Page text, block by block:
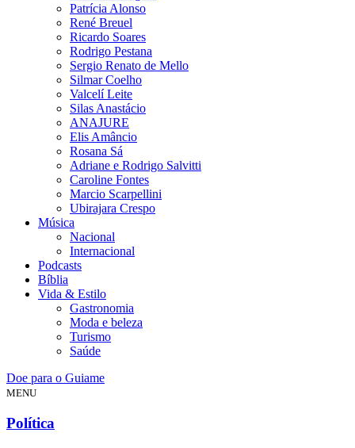
Patrícia Alonso
René Breuel
Ricardo Soares
Rodrigo Pestana
Sergio Renato de Mello
Silmar Coelho
Valcelí Leite
Silas Anastácio
ANAJURE
Elis Amâncio
Rosana Sá
Adriane e Rodrigo Salvitti
Caroline Fontes
Marcio Scarpellini
Ubirajara Crespo
Música
Nacional
Internacional
Podcasts
Bíblia
Vida & Estilo
Gastronomia
Moda e beleza
Turismo
Saúde
Doe para o Guiame
MENU
Política